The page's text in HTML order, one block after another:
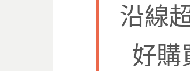
沿線
好購